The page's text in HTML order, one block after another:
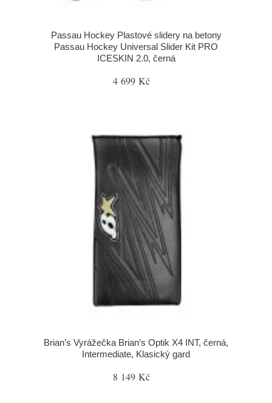
Passau Hockey Plastové slidery na betony
Passau Hockey Universal Slider Kit PRO
ICESKIN 2.0, černá
4 699 Kč
Brian’s Vyrážečka Brian’s Optik X4 INT, černá,
Intermediate, Klasický gard
8 149 Kč